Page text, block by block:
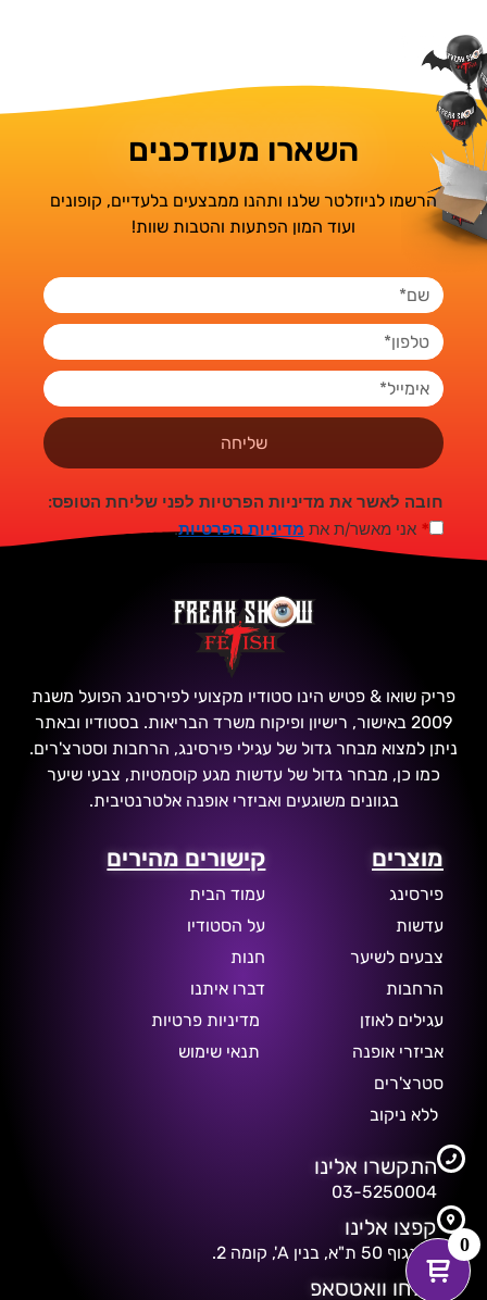
השארו מעודכנים
הרשמו לניוזלטר שלנו ותהנו ממבצעים בלעדיים, קופונים
ועוד המון הפתעות והטבות שוות!
שליחה
חובה לאשר את מדיניות הפרטיות לפני שליחת הטופס:
* אני מאשר/ת את מדיניות הפרטיות.
פריק שואו & פטיש הינו סטודיו מקצועי לפירסינג הפועל משנת
2009 באישור, רישיון ופיקוח משרד הבריאות. בסטודיו ובאתר
ניתן למצוא מבחר גדול של עגילי פירסינג, הרחבות וסטרצ'רים.
כמו כן, מבחר גדול של עדשות מגע קוסמטיות, צבעי שיער
בגוונים משוגעים ואביזרי אופנה אלטרנטיבית.
מוצרים
פירסינג
עדשות
צבעים לשיער
הרחבות
עגילים לאוזן
אביזרי אופנה
סטרצ'רים
ללא ניקוב
קישורים מהירים
עמוד הבית
על הסטודיו
חנות
דברו איתנו
מדיניות פרטיות
תנאי שימוש
התקשרו אלינו
03-5250004
קפצו אלינו
דיזנגוף 50 ת"א, בנין A', קומה 2.
שלחו וואטסאפ
0